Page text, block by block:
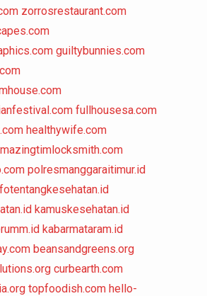
zorrosrestaurant.com
guiltybunnies.com
fullhousesa.com
healthywife.com
polresmanggaraitimur.id
kamuskesehatan.id
kabarmataram.id
beansandgreens.org
curbearth.com
topfoodish.com hello-